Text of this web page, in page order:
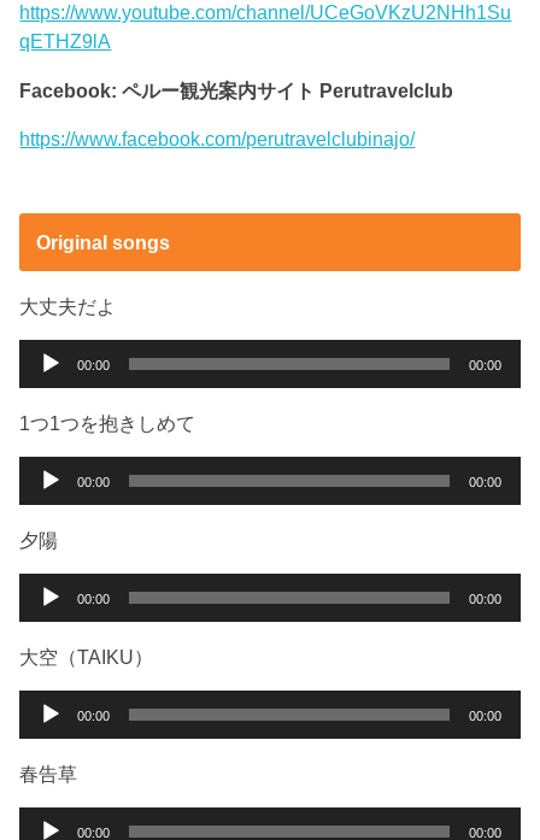
https://www.youtube.com/channel/UCeGoVKzU2NHh1Su
qETHZ9lA
Facebook: ペルー観光案内サイト Perutravelclub
https://www.facebook.com/perutravelclubinajo/
Original songs
大丈夫だよ
プ
ー
00:00 00:00
1つ1つを抱きしめて
プ
ー
00:00 00:00
夕陽
プ
レ
ー
00:00 00:00
大空（TAIKU）
プ
レ
00:00 00:00
春告草
00:00 00:00